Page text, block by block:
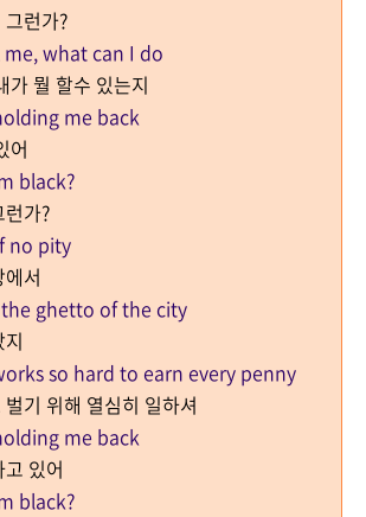
런가?
what can I do
가 뭘 할수 있는지
me back
어
black?
가?
no pity
서
ghetto of the city
so hard to earn every penny
기 위해 열심히 일하셔
me back
있어
black?